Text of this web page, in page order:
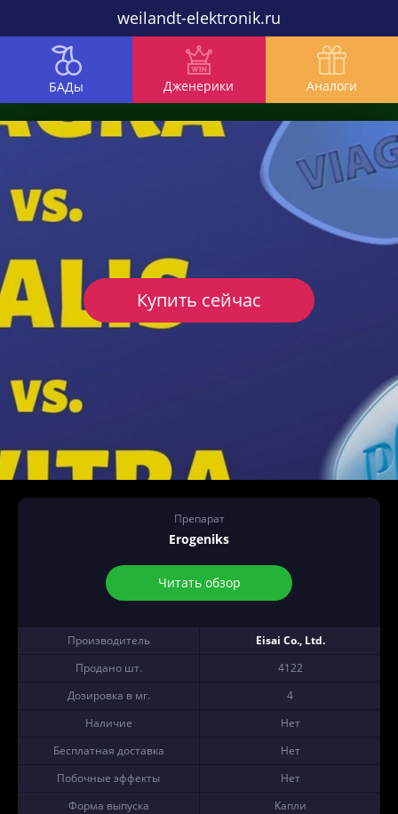
weilandt-elektronik.ru
БАДы Дженерики Аналоги
Препарат
Erogeniks
Читать обзор
Производитель
Eisai Co., Ltd.
Продано шт.
4122
Дозировка в мг.
4
Наличие
Нет
Бесплатная доставка
Нет
Побочные эффекты
Нет
Форма выпуска
Капли
Купить сейчас